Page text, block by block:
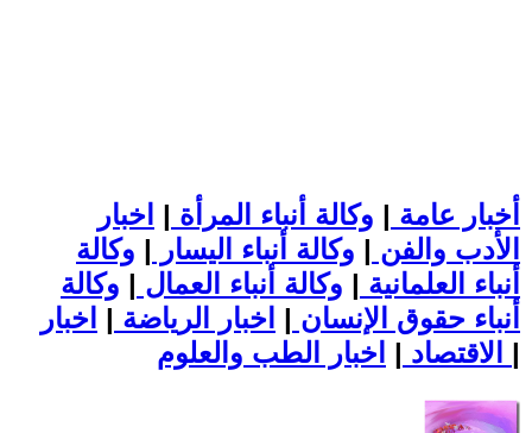
أخبار عامة | وكالة أنباء المرأة | اخبار
الأدب والفن | وكالة أنباء اليسار | وكالة
أنباء العلمانية | وكالة أنباء العمال | وكالة
أنباء حقوق الإنسان | اخبار الرياضة | اخبار
الاقتصاد | |